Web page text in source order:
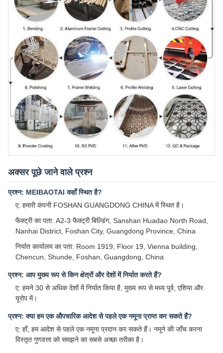
अक्सर पूछे जाने वाले प्रश्न
प्रश्न: MEIBAOTAI कहाँ स्थित है?
ए: हमारी कंपनी FOSHAN GUANGDONG CHINA में स्थित है।
फैक्ट्री का पता: A2-3 फैक्ट्री बिल्डिंग, Sanshan Huadao North Road,
Nanhai District, Foshan City, Guangdong Province, China
निर्यात कार्यालय का पता: Room 1919, Floor 19, Vienna building,
Chencun, Shunde, Foshan, Guangdong, China
प्रश्न: आप मुख्य रूप से किन क्षेत्रों और देशों में निर्यात करते हैं?
ए: हमने 30 से अधिक देशों में निर्यात किया है, मुख्य रूप से मध्य पूर्व, एशिया और
यूरोप में।
प्रश्न: क्या हम एक औपचारिक आदेश से पहले एक नमूना प्राप्त कर सकते हैं?
ए: हाँ, हम आदेश से पहले एक नमूना प्रदान कर सकते हैं। नमूने की जाँच करना
विस्तृत गुणवत्ता को समझने का सबसे अच्छा तरीका है।